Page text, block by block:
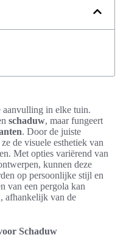
aanvulling in elke tuin.
schaduw, maar fungeert
. Door de juiste
de visuele esthetiek van
Met opties variërend van
kunnen deze
op persoonlijke stijl en
van een pergola kan
afhankelijk van de
Schaduw